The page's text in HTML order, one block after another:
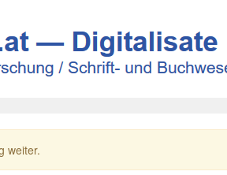
weiter.